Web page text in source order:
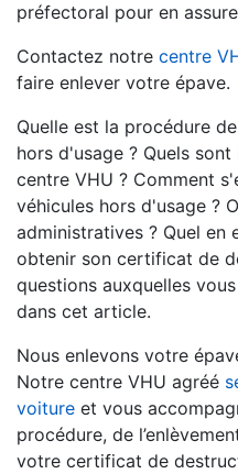
préfectoral pour en
Contactez notre centre
faire enlever votre épave.
Quelle est la procédure
hors d'usage ? Quels
centre VHU ? Comment
véhicules hors d'usage ?
administratives ? Quel en
obtenir son certificat de
questions auxquelles
dans cet article.
Nous enlevons votre
Notre centre VHU agréé
voiture et vous
procédure, de
votre certificat de